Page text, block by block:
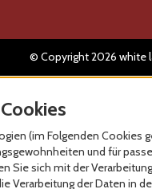
© Copyright 2026 white
(im Folgenden Cookies
und für
Sie sich mit der
Verarbeitung der Daten in